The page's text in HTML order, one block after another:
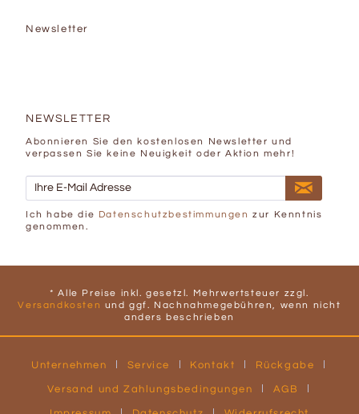
Newsletter
NEWSLETTER
Abonnieren Sie den kostenlosen Newsletter und
verpassen Sie keine Neuigkeit oder Aktion mehr!
Ich habe die Datenschutzbestimmungen zur Kenntnis
genommen.
* Alle Preise inkl. gesetzl. Mehrwertsteuer zzgl.
Versandkosten und ggf. Nachnahmegebühren, wenn nicht
anders beschrieben
Unternehmen Service Kontakt Rückgabe
Versand und Zahlungsbedingungen AGB